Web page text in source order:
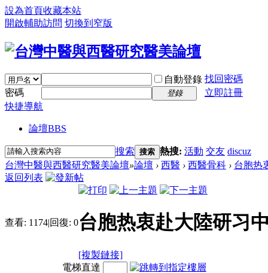
設為首頁收藏本站
開啟輔助訪問 切換到窄版
自動登錄 找回密碼
密碼
登錄
立即註冊
快捷導航
論壇BBS
搜索 搜索 熱搜: 活動 交友 discuz
台灣中醫與西醫研究醫美論壇»論壇 › 西醫 › 西醫骨科 › 台胞热
返回列表
查看: 1174|回復: 0台胞热衷赴大陸研习
[複製鏈接]
電梯直達